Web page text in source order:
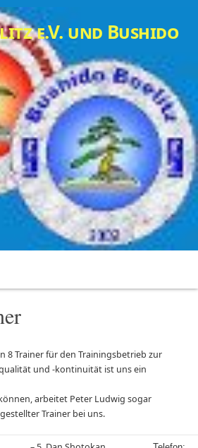
e.V. und Bushido
8 Trainer für den Trainingsbetrieb zur
und -kontinuität ist uns ein
arbeitet Peter Ludwig sogar
Trainer bei uns.